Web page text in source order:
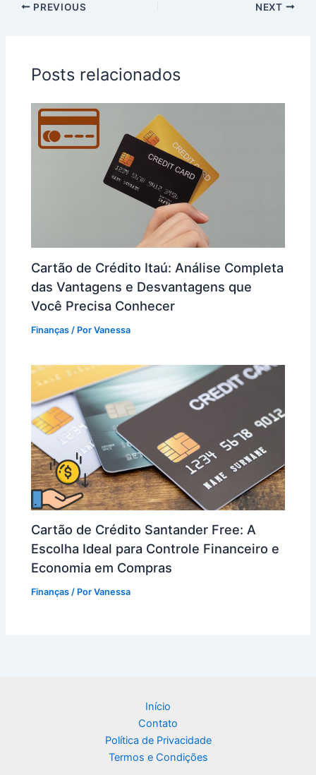
PREVIOUS NEXT
Posts relacionados
Cartão de Crédito Itaú: Análise Completa
das Vantagens e Desvantagens que
Você Precisa Conhecer
Finanças / PorVanessa
Cartão de Crédito Santander Free: A
Escolha Ideal para Controle Financeiro e
Economia em Compras
Finanças / PorVanessa
Início
Contato
Política de Privacidade
Termos e Condições